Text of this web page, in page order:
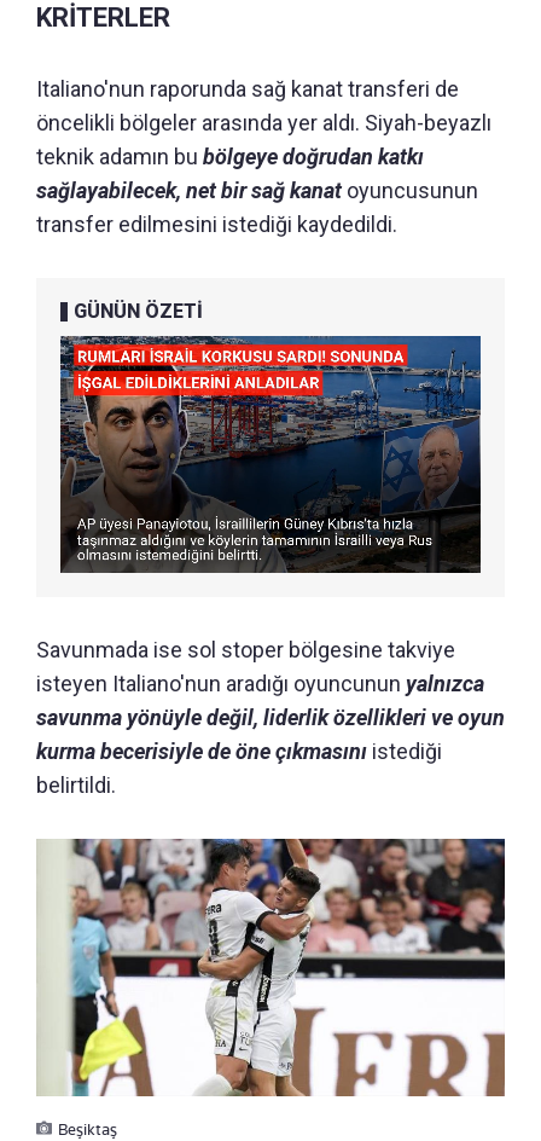
KRİTERLER
Italiano'nun raporunda sağ kanat transferi de
öncelikli bölgeler arasında yer aldı. Siyah-beyazlı
teknik adamın bu bölgeye doğrudan katkı
sağlayabilecek, net bir sağ kanatoyuncusunun
transfer edilmesini istediği kaydedildi.
GÜNÜN ÖZETİ
Savunmada ise sol stoper bölgesine takviye
isteyen Italiano'nun aradığı oyuncunun yalnızca
savunma yönüyle değil, liderlik özellikleri ve oyun
kurma becerisiyle de öne çıkmasını istediği
belirtildi.
Beşiktaş